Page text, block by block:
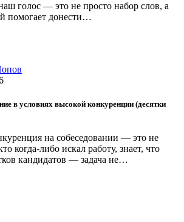
голос — это не просто набор слов, а
помогает донести…
в условиях высокой конкуренции (десятки
на собеседовании — это не
когда-либо искал работу, знает, что
кандидатов — задача не…